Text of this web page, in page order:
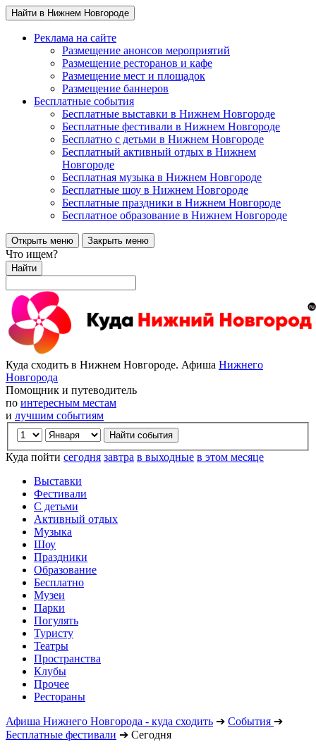
Найти в Нижнем Новгороде
Реклама на сайте
Размещение анонсов мероприятий
Размещение ресторанов и кафе
Размещение мест и площадок
Размещение баннеров
Бесплатные события
Бесплатные выставки в Нижнем Новгороде
Бесплатные фестивали в Нижнем Новгороде
Бесплатно с детьми в Нижнем Новгороде
Бесплатный активный отдых в Нижнем
Новгороде
Бесплатная музыка в Нижнем Новгороде
Бесплатные шоу в Нижнем Новгороде
Бесплатные праздники в Нижнем Новгороде
Бесплатное образование в Нижнем Новгороде
Открыть меню Закрыть меню
Что ищем?
Найти
Куда сходить в Нижнем Новгороде. Афиша Нижнего
Новгорода
Помощник и путеводитель
по интересным местам
и лучшим событиям
Куда пойти сегодня завтра в выходные в этом месяце
Выставки
Фестивали
С детьми
Активный отдых
Музыка
Шоу
Праздники
Образование
Бесплатно
Музеи
Парки
Погулять
Туристу
Театры
Пространства
Клубы
Прочее
Рестораны
Афиша Нижнего Новгорода - куда сходить ➔ События ➔
Бесплатные фестивали ➔ Сегодня